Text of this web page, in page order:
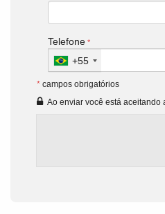
Telefone
+55
* campos obrigatórios
Ao enviar você está aceitando